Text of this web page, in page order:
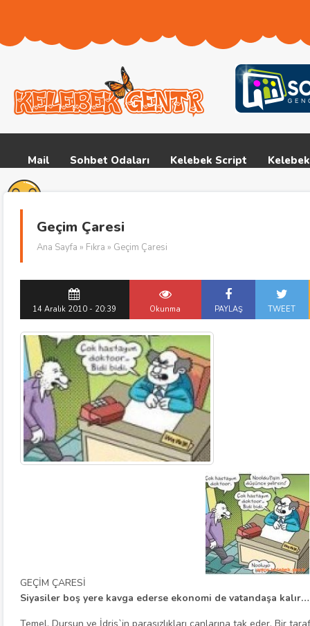
Mail Sohbet Odaları Kelebek Script
Geçim Çaresi
Ana Sayfa » Fıkra » Geçim Çaresi
14 Aralık 2010 - 20:39 Okunma PAYLAŞ TWEET
GEÇİM ÇARESİ
Siyasiler boş yere kavga ederse ekonomi de vatandaşa kalır…